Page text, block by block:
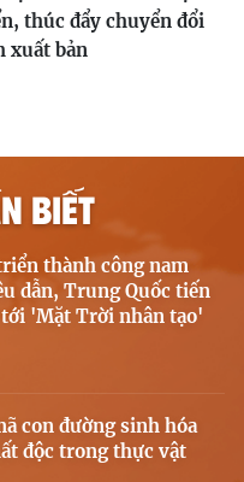
thúc đẩy chuyển đổi
xuất bản
BIẾT
thành công nam
dẫn, Trung Quốc tiến
'Mặt Trời nhân tạo'
con đường sinh hóa
độc trong thực vật